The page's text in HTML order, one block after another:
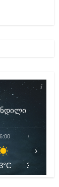
07:00
34°C
›